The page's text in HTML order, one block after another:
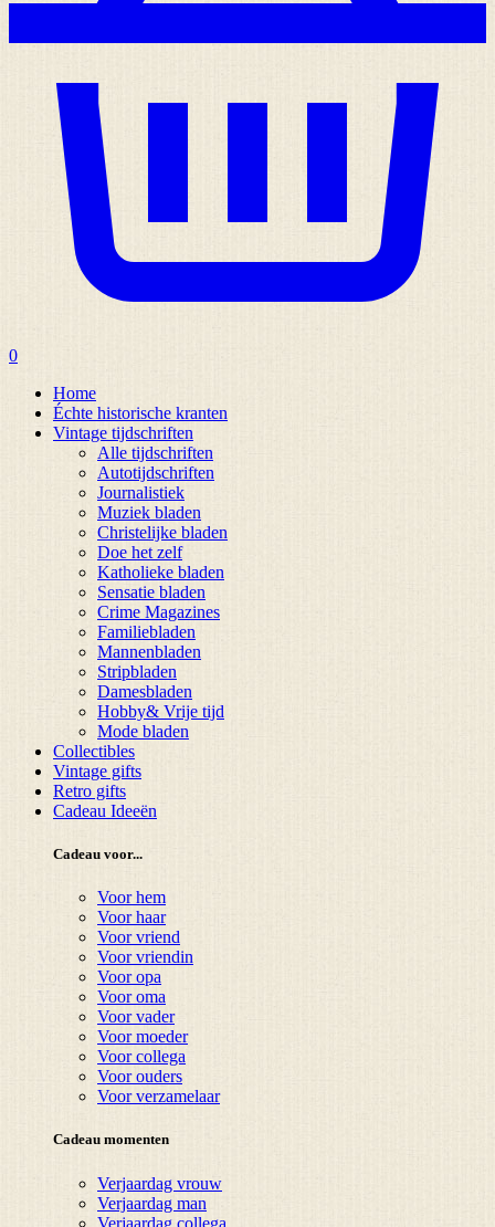
0
Home
Échte historische kranten
Vintage tijdschriften
Alle tijdschriften
Autotijdschriften
Journalistiek
Muziek bladen
Christelijke bladen
Doe het zelf
Katholieke bladen
Sensatie bladen
Crime Magazines
Familiebladen
Mannenbladen
Stripbladen
Damesbladen
Hobby& Vrije tijd
Mode bladen
Collectibles
Vintage gifts
Retro gifts
Cadeau Ideeën
Cadeau voor...
Voor hem
Voor haar
Voor vriend
Voor vriendin
Voor opa
Voor oma
Voor vader
Voor moeder
Voor collega
Voor ouders
Voor verzamelaar
Cadeau momenten
Verjaardag vrouw
Verjaardag man
Verjaardag collega